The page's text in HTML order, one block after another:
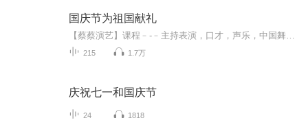
国庆节为祖国献礼
215 1.7万
庆祝七一和国庆节
24 1818